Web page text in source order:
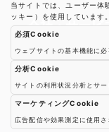
RFIDアンテナ
RFIDプリンター
ソリューション
RFIDとセンサー
マシンビジョン
防爆製品
RFIDシールド
技術記事一覧
活用事例
よくある質問
用語集
業界別RFID活用
会社・サービ
会社概要
お知らせ
プレスリリース
事業内容
事業内容一覧
機器販売
当サイトでは、ユーザー
ッキー）を使用しています
必須Cookie
ウェブサイトの基本機能に
分析Cookie
サイトの利用状況分析とサ
Google Analyticsや
マーケティングCookie
広告配信や効果測定に使用
広告配信や効果測定のた